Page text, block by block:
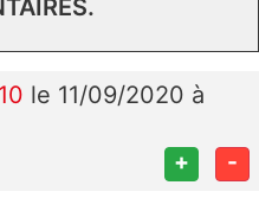
le 11/09/2020 à
+ -